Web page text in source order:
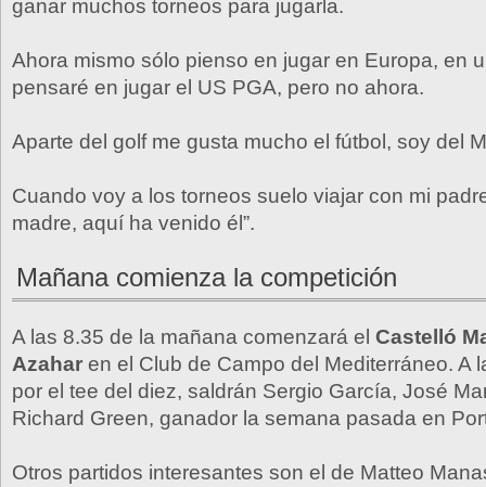
ganar muchos torneos para jugarla.
Ahora mismo sólo pienso en jugar en Europa, en
pensaré en jugar el US PGA, pero no ahora.
Aparte del golf me gusta mucho el fútbol, soy del
Cuando voy a los torneos suelo viajar con mi
madre, aquí ha venido él”.
Mañana comienza la competición
A las 8.35 de la mañana comenzará el Castelló
Azahar en el Club de Campo del Mediterráneo. A
por el tee del diez, saldrán Sergio García, José
Richard Green, ganador la semana pasada en
Otros partidos interesantes son el de Matteo